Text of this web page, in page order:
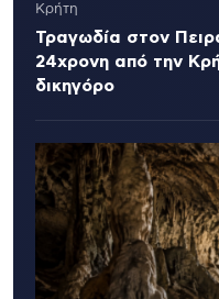
Κρήτη
Τραγωδία στον
24χρονη από την
δικηγόρο